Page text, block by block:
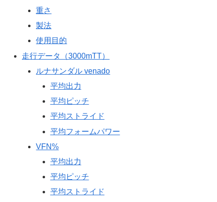
重さ
製法
使用目的
走行データ（3000mTT）
ルナサンダル venado
平均出力
平均ピッチ
平均ストライド
平均フォームパワー
VFN%
平均出力
平均ピッチ
平均ストライド